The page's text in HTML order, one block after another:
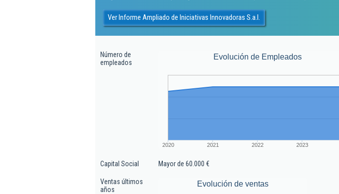
Ver Informe Ampliado de Iniciativas Innovadoras S.a.l.
Número de
empleados
Evolución de Empleados
2020 2021 2022 2023
Capital Social Mayor de 60.000 €
Ventas últimos
años
Evolución de ventas